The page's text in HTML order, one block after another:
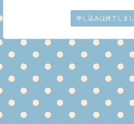
申し込みは終了しま